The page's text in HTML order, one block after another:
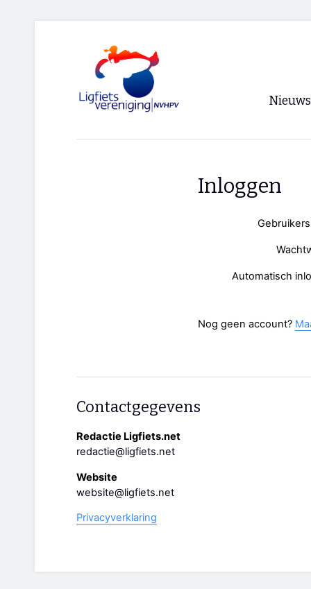
Nieuws
Inloggen
Automatisch
Nog geen account?
Contactgegevens
Redactie Ligfiets.net
redactie@ligfiets.net
Website
website@ligfiets.net
Privacyverklaring